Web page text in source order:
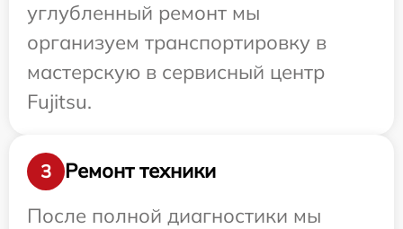
углубленный ремонт мы
организуем транспортировку в
мастерскую в сервисный центр
Fujitsu.
3
Ремонт техники
После полной диагностики мы